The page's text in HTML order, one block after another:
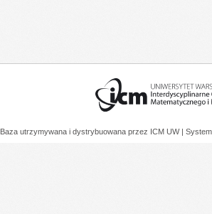
Baza utrzymywana i dystrybuowana przez ICM UW |